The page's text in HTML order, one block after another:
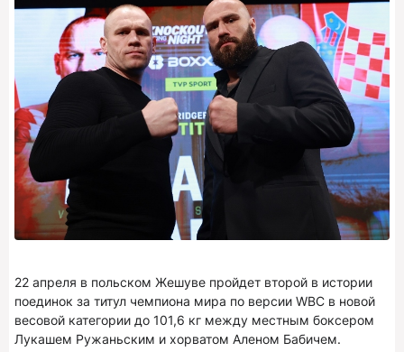
22 апреля в польском Жешуве пройдет второй в истории
поединок за титул чемпиона мира по версии WBC в новой
весовой категории до 101,6 кг между местным боксером
Лукашем Ружаньским и хорватом Аленом Бабичем.